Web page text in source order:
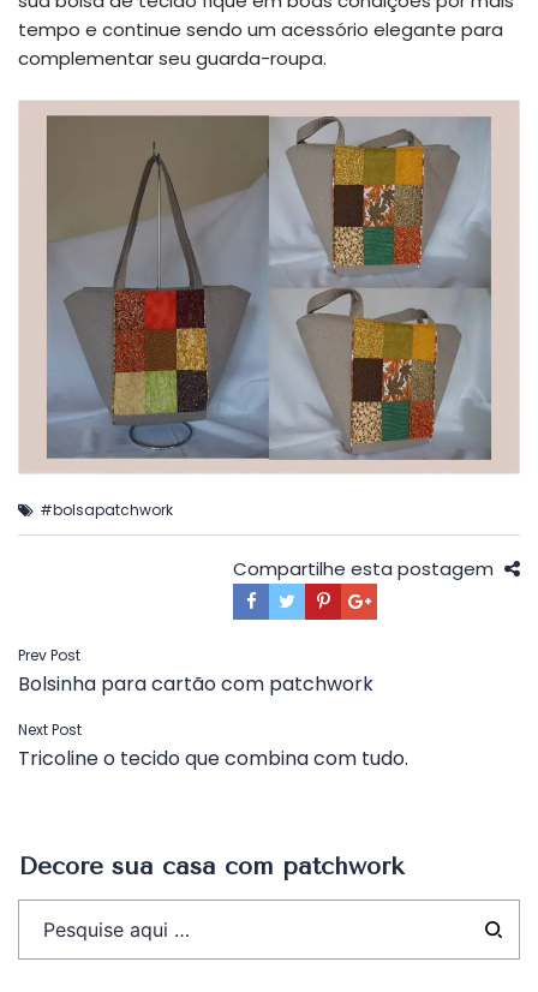
tempo e continue sendo um acessório elegante para
complementar seu guarda-roupa.
#bolsapatchwork
Compartilhe esta postagem
Navegação
de
Post
Prev Post
Bolsinha para cartão com patchwork
Next Post
Tricoline o tecido que combina com tudo.
Decore sua casa com patchwork